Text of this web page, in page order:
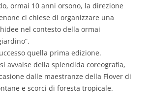
ormai 10 anni orsono, la direzione
ci chiese di organizzare una
nel contesto della ormai
quella prima edizione.
avvalse della splendida coreografia,
dalle maestranze della Flover di
e scorci di foresta tropicale.